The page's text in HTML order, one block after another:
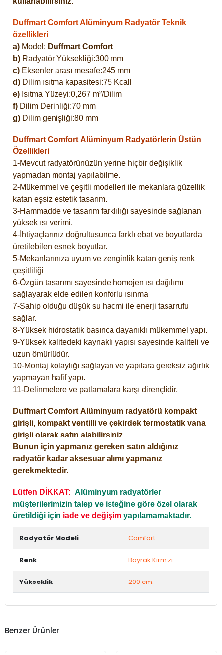
Duffmart Comfort Alüminyum Radyatör Teknik
özellikleri
a) Model: Duffmart Comfort
b) Radyatör Yüksekliği:300 mm
c) Eksenler arası mesafe:245 mm
d) Dilim ısıtma kapasitesi:75 Kcall
e) Isıtma Yüzeyi:0,267 m²/Dilim
f) Dilim Derinliği:70 mm
g) Dilim genişliği:80 mm
Duffmart Comfort Alüminyum Radyatörlerin Üstün
Özellikleri
1-Mevcut radyatörünüzün yerine hiçbir değişiklik
yapmadan montaj yapılabilme.
2-Mükemmel ve çeşitli modelleri ile mekanlara güzellik
katan eşsiz estetik tasarım.
3-Hammadde ve tasarım farklılığı sayesinde sağlanan
yüksek ısı verimi.
4-İhtiyaçlarınız doğrultusunda farklı ebat ve boyutlarda
üretilebilen esnek boyutlar.
5-Mekanlarınıza uyum ve zenginlik katan geniş renk
çeşitliliği
6-Özgün tasarımı sayesinde homojen ısı dağılımı
sağlayarak elde edilen konforlu ısınma
7-Sahip olduğu düşük su hacmi ile enerji tasarrufu
sağlar.
8-Yüksek hidrostatik basınca dayanıklı mükemmel yapı.
9-Yüksek kalitedeki kaynaklı yapısı sayesinde kaliteli ve
uzun ömürlüdür.
10-Montaj kolaylığı sağlayan ve yapılara gereksiz ağırlık
yapmayan hafif yapı.
11-Delinmelere ve patlamalara karşı dirençlidir.
Duffmart Comfort Alüminyum radyatörü kompakt
girişli, kompakt ventilli ve çekirdek termostatik vana
girişli olarak satın alabilirsiniz.
Bunun için yapmanız gereken satın aldığınız
radyatör kadar aksesuar alımı yapmanız
gerekmektedir.
Lütfen DİKKAT: Alüminyum radyatörler
müşterilerimizin talep ve isteğine göre özel olarak
üretildiği için iade ve değişim yapılamamaktadır.
Radyatör Modeli Comfort
Renk Bayrak Kırmızı
Yükseklik 200 cm.
Benzer Ürünler